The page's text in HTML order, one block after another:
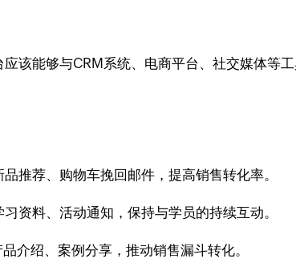
该能够与CRM系统、电商平台、社交媒体等
推荐、购物车挽回邮件，提高销售转化率。
资料、活动通知，保持与学员的持续互动。
介绍、案例分享，推动销售漏斗转化。